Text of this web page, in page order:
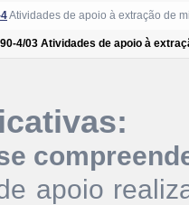
Atividades de apoio à extração de
4/03 Atividades de apoio à
apoio